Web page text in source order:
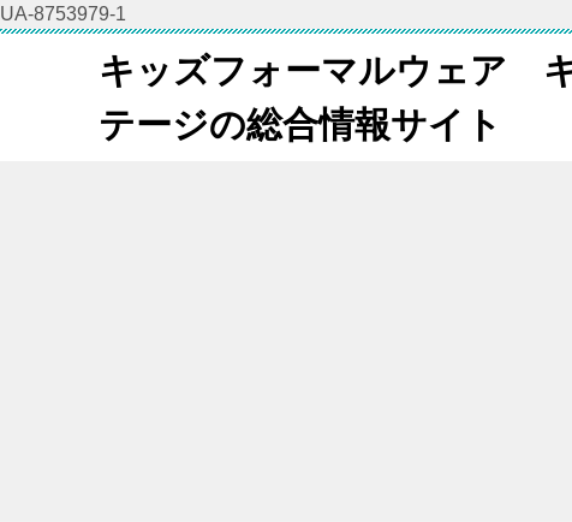
UA-8753979-1
キッズフォーマルウェア
テージの総合情報サイト